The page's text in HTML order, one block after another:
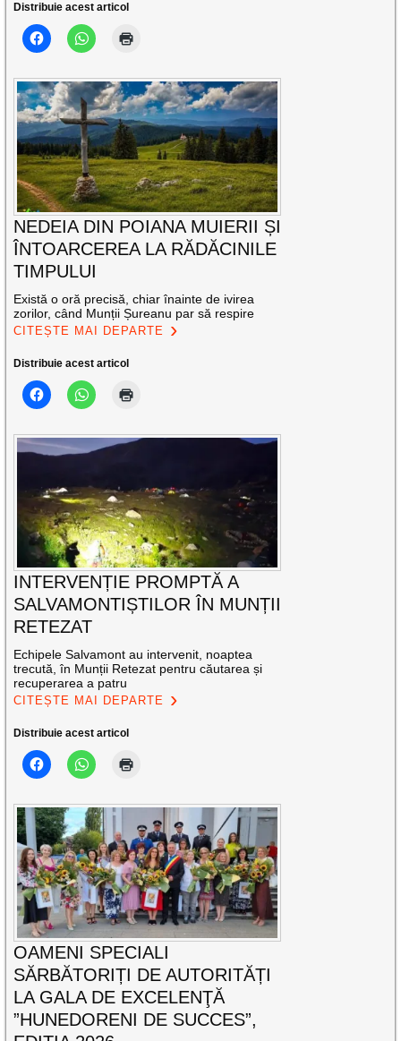
Distribuie acest articol
NEDEIA DIN POIANA MUIERII ȘI
ÎNTOARCEREA LA RĂDĂCINILE
TIMPULUI
Există o oră precisă, chiar înainte de ivirea
zorilor, când Munții Șureanu par să respire
CITEȘTE MAI DEPARTE
Distribuie acest articol
INTERVENȚIE PROMPTĂ A
SALVAMONTIȘTILOR ÎN MUNȚII
RETEZAT
Echipele Salvamont au intervenit, noaptea
trecută, în Munții Retezat pentru căutarea și
recuperarea a patru
CITEȘTE MAI DEPARTE
Distribuie acest articol
OAMENI SPECIALI
SĂRBĂTORIȚI DE AUTORITĂȚI
LA GALA DE EXCELENŢĂ
”HUNEDORENI DE SUCCES”,